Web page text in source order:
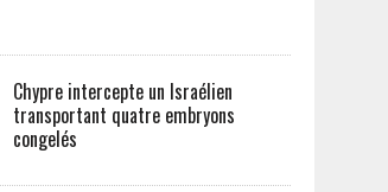
Chypre intercepte un Israélien
transportant quatre embryons
congelés